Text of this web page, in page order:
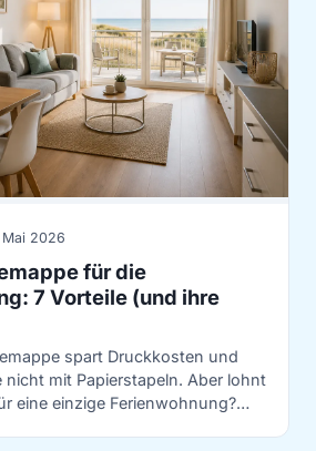
Mai 2026
für die
7 Vorteile (und ihre
spart Druckkosten und
nicht mit Papierstapeln. Aber lohnt
eine einzige Ferienwohnung?